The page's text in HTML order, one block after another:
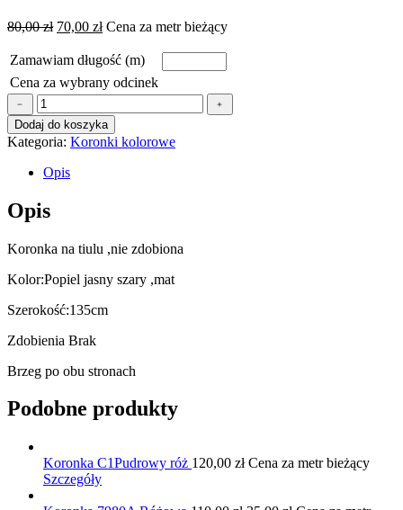
80,00zł Pierwotna
wynosiła:
80,00 zł.
70,00 złAktualna
wynosi:
70,00 zł.
Cena za metr bieżący
Zamawiam długość (m)
Cena za wybrany odcinek
ilość
Koronka
9297
D
﹣
﹢
Dodaj do koszyka
Kategoria: Koronki kolorowe
Opis
Opis
Koronka na tiulu ,nie zdobiona
Kolor:Popiel jasny szary ,mat
Szerokość:135cm
Zdobienia Brak
Brzeg po obu stronach
Podobne produkty
Koronka C1Pudrowy róż 120,00 złCena za metr bieżący
Szczegóły